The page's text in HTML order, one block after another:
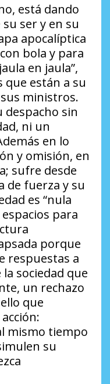
está dando
ser y en su
apocalíptica
bola y para
en jaula”,
que están a su
ministros.
despacho sin
ni un
en lo
y omisión, en
sufre desde
de fuerza y su
es “nula
para
porque
respuestas a
sociedad que
un rechazo
que
mismo tiempo
su